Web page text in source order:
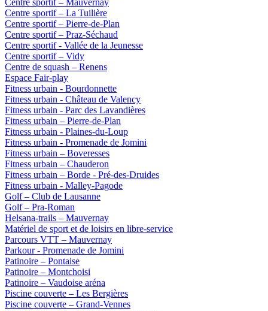
Centre sportif – Mauvernay
Centre sportif – La Tuilière
Centre sportif – Pierre-de-Plan
Centre sportif – Praz-Séchaud
Centre sportif - Vallée de la Jeunesse
Centre sportif – Vidy
Centre de squash – Renens
Espace Fair-play
Fitness urbain - Bourdonnette
Fitness urbain - Château de Valency
Fitness urbain - Parc des Lavandières
Fitness urbain – Pierre-de-Plan
Fitness urbain - Plaines-du-Loup
Fitness urbain - Promenade de Jomini
Fitness urbain – Boveresses
Fitness urbain – Chauderon
Fitness urbain – Borde - Pré-des-Druides
Fitness urbain - Malley-Pagode
Golf – Club de Lausanne
Golf – Pra-Roman
Helsana-trails – Mauvernay
Matériel de sport et de loisirs en libre-service
Parcours VTT – Mauvernay
Parkour - Promenade de Jomini
Patinoire – Pontaise
Patinoire – Montchoisi
Patinoire – Vaudoise aréna
Piscine couverte – Les Bergières
Piscine couverte – Grand-Vennes